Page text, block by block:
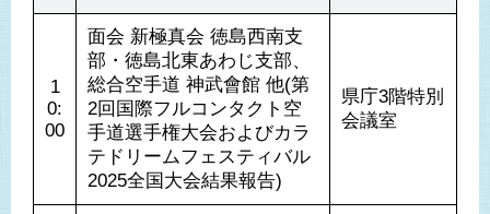
1
0:
00
面会 新極真会 徳島西南支
部・徳島北東あわじ支部、
総合空手道 神武會館 他(第
2回国際フルコンタクト空
手道選手権大会およびカラ
テドリームフェスティバル
2025全国大会結果報告)
県庁3階特別
会議室